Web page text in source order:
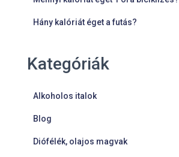
Hány kalóriát éget a futás?
Kategóriák
Alkoholos italok
Blog
Diófélék, olajos magvak